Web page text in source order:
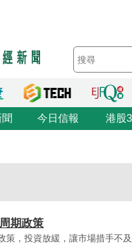
今日信報 港股
期政策
策，投資放緩，讓市場措手不